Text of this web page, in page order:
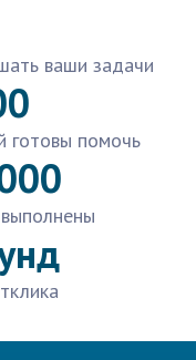
ваши задачи
готовы помочь